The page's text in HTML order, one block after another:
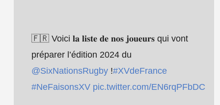
🇫🇷 Voici 𝐥𝐚 𝐥𝐢𝐬𝐭𝐞 𝐝𝐞 𝐧𝐨𝐬 𝐣𝐨𝐮𝐞𝐮𝐫𝐬 qui vont
préparer l’édition 2024 du
@SixNationsRugby !#XVdeFrance
#NeFaisonsXV pic.twitter.com/EN6rqPFbDC